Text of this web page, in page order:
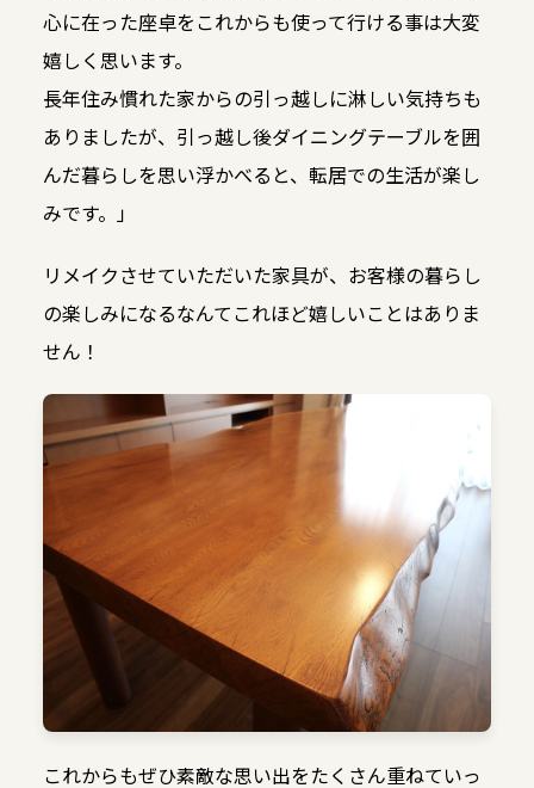
心に在った座卓をこれからも使って行ける事は大変
嬉しく思います。
長年住み慣れた家からの引っ越しに淋しい気持ちも
ありましたが、引っ越し後ダイニングテーブルを囲
んだ暮らしを思い浮かべると、転居での生活が楽し
みです。」
リメイクさせていただいた家具が、お客様の暮らし
の楽しみになるなんてこれほど嬉しいことはありま
せん！
これからもぜひ素敵な思い出をたくさん重ねていっ